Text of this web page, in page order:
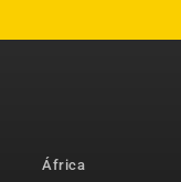
África